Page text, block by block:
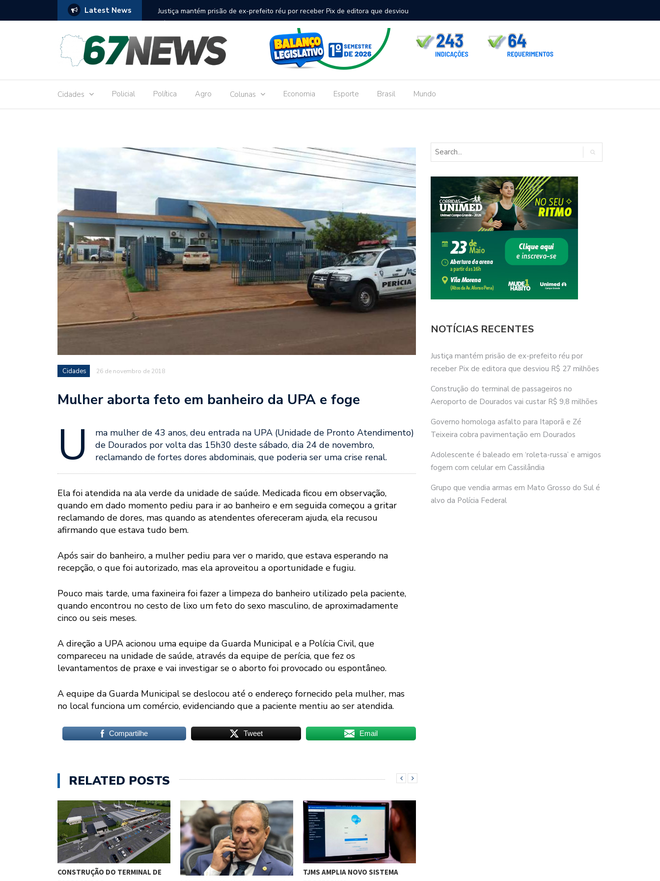
Latest News
réu por receber Pix de editora que desviou
Construção do terminal de passageiros no Aeroporto de Dourados vai custar R$
9,8 milhões
Dourados
Cidades Policial Política Agro Colunas Economia Esporte Brasil Mundo
Cidades 26 de novembro de 2018
Mulher aborta feto em banheiro da UPA e foge
U
ma mulher de 43 anos, deu entrada na UPA (Unidade de Pronto Atendimento)
de Dourados por volta das 15h30 deste sábado, dia 24 de novembro,
reclamando de fortes dores abdominais, que poderia ser uma crise renal.
Ela foi atendida na ala verde da unidade de saúde. Medicada ficou em observação,
quando em dado momento pediu para ir ao banheiro e em seguida começou a gritar
reclamando de dores, mas quando as atendentes ofereceram ajuda, ela recusou
afirmando que estava tudo bem.
Após sair do banheiro, a mulher pediu para ver o marido, que estava esperando na
recepção, o que foi autorizado, mas ela aproveitou a oportunidade e fugiu.
Pouco mais tarde, uma faxineira foi fazer a limpeza do banheiro utilizado pela paciente,
quando encontrou no cesto de lixo um feto do sexo masculino, de aproximadamente
cinco ou seis meses.
A direção a UPA acionou uma equipe da Guarda Municipal e a Polícia Civil, que
compareceu na unidade de saúde, através da equipe de perícia, que fez os
levantamentos de praxe e vai investigar se o aborto foi provocado ou espontâneo.
A equipe da Guarda Municipal se deslocou até o endereço fornecido pela mulher, mas
no local funciona um comércio, evidenciando que a paciente mentiu ao ser atendida.
Compartilhe Tweet Email
RELATED POSTS
CONSTRUÇÃO DO TERMINAL DE
TJMS AMPLIA NOVO SISTEMA
NOTÍCIAS RECENTES
Justiça mantém prisão de ex-prefeito réu por
receber Pix de editora que desviou R$ 27 milhões
Construção do terminal de passageiros no
Aeroporto de Dourados vai custar R$ 9,8 milhões
Governo homologa asfalto para Itaporã e Zé
Teixeira cobra pavimentação em Dourados
Adolescente é baleado em ‘roleta-russa’ e amigos
fogem com celular em Cassilândia
Grupo que vendia armas em Mato Grosso do Sul é
alvo da Polícia Federal